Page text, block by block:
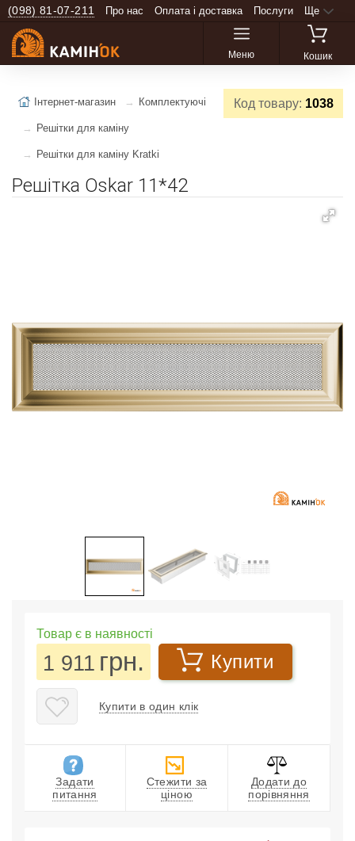
(098) 81-07-211 Про нас Оплата і доставка Послуги Ще
Меню Кошик
Код товару: 1038
Інтернет-магазин Комплектуючі
Решітки для каміну
Решітки для каміну Kratki
Решітка Oskar 11*42
Товар є в наявності
1 911 грн. Купити
Купити в один клік
Задати
питання
Стежити за
ціною
Додати до
порівняння